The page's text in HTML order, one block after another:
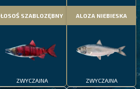
ŁOSOŚ SZABLOZĘBNY
ZWYCZAJNA
ALOZA NIEBIESKA
ZWYCZAJNA